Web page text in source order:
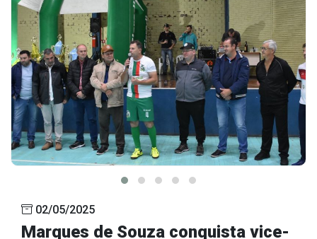
02/05/2025
Marques de Souza conquista vice-